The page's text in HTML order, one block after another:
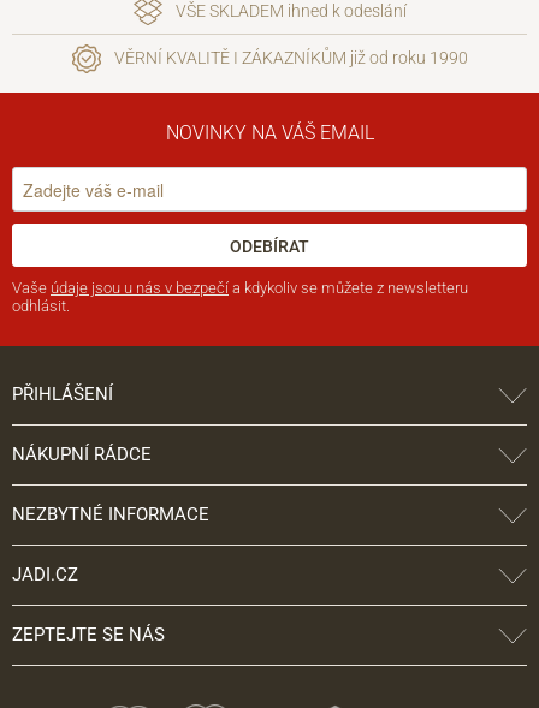
VŠE SKLADEM ihned k odeslání
VĚRNÍ KVALITĚ I ZÁKAZNÍKŮM již od roku 1990
NOVINKY NA VÁŠ EMAIL
ODEBÍRAT
Vaše údaje jsou u nás v bezpečí a kdykoliv se můžete z newsletteru
odhlásit.
PŘIHLÁŠENÍ
NÁKUPNÍ RÁDCE
NEZBYTNÉ INFORMACE
JADI.CZ
ZEPTEJTE SE NÁS